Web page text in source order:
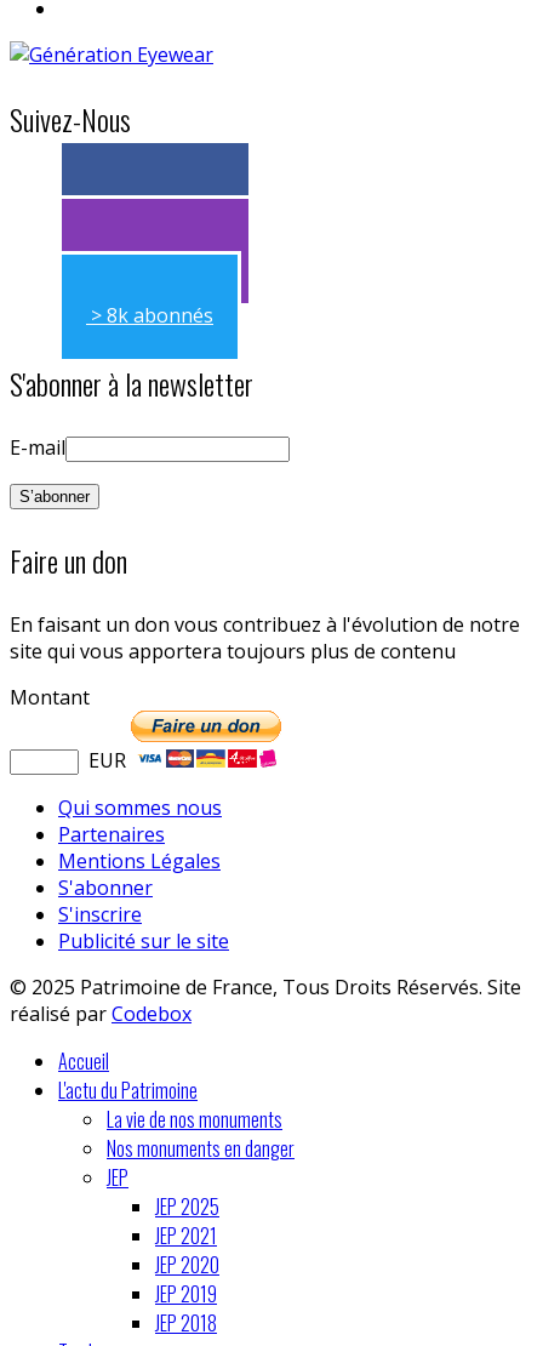
Suivez-Nous
> 11k abonnés
> 11k abonnés
> 8k abonnés
S'abonner à la newsletter
E-mail
Faire un don
En faisant un don vous contribuez à l'évolution de notre
site qui vous apportera toujours plus de contenu
Montant
EUR
Qui sommes nous
Partenaires
Mentions Légales
S'abonner
S'inscrire
Publicité sur le site
© 2025 Patrimoine de France, Tous Droits Réservés. Site
réalisé parCodebox
Accueil
L'actu du Patrimoine
La vie de nos monuments
Nos monuments en danger
JEP
JEP 2025
JEP 2021
JEP 2020
JEP 2019
JEP 2018